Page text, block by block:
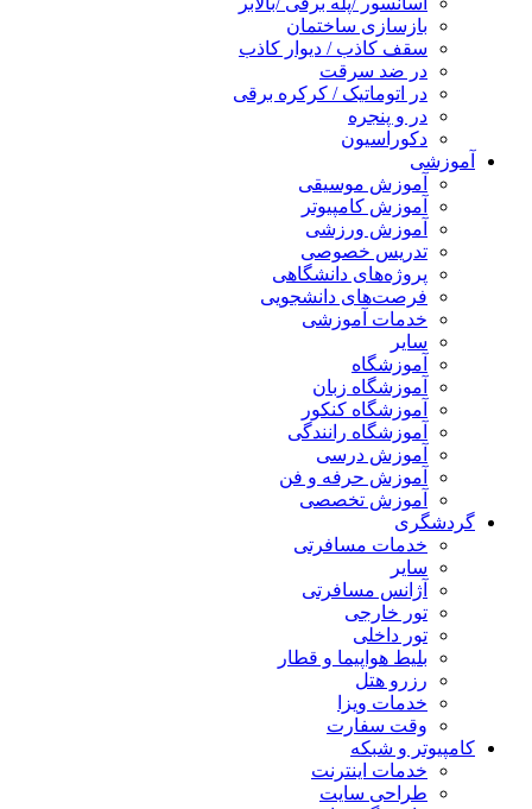
بازسازی ساختمان
سقف کاذب / دیوار کاذب
در ضد سرقت
در اتوماتیک / کرکره برقی
در و پنجره
دکوراسیون
آموزشی
آموزش موسیقی
آموزش کامپیوتر
آموزش ورزشی
تدریس خصوصی
پروژه‌های دانشگاهی
فرصت‌های دانشجویی
خدمات آموزشی
سایر
آموزشگاه
آموزشگاه زبان
آموزشگاه کنکور
آموزشگاه رانندگی
آموزش درسی
آموزش حرفه و فن
آموزش تخصصی
گردشگری
خدمات مسافرتی
سایر
آژانس مسافرتی
تور خارجی
تور داخلی
بلیط هواپیما و قطار
رزرو هتل
خدمات ویزا
وقت سفارت
کامپیوتر و شبکه
خدمات اینترنت
طراحی سایت